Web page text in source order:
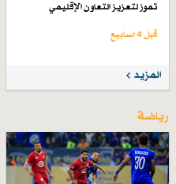
تموز لتعزيز التعاون الإقليمي
قبل 4 اسابیع
المزيد
رياضة